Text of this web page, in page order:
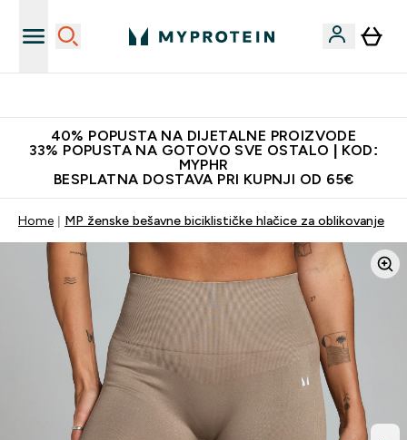
40% POPUSTA NA DIJETALNE PROIZVODE
33% POPUSTA NA GOTOVO SVE OSTALO | KOD:
MYPHR
BESPLATNA DOSTAVA PRI KUPNJI OD 65€
Home MP ženske bešavne biciklističke hlačice za oblikovanje